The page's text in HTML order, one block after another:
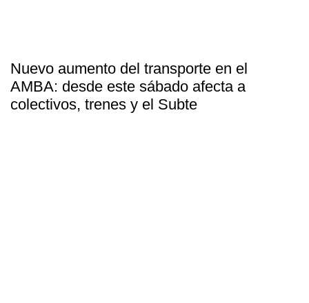
Nuevo aumento del transporte en el
AMBA: desde este sábado afecta a
colectivos, trenes y el Subte